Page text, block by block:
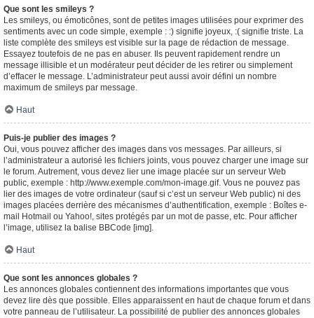
Que sont les smileys ?
Les smileys, ou émoticônes, sont de petites images utilisées pour exprimer des
sentiments avec un code simple, exemple : :) signifie joyeux, :( signifie triste. La
liste complète des smileys est visible sur la page de rédaction de message.
Essayez toutefois de ne pas en abuser. Ils peuvent rapidement rendre un
message illisible et un modérateur peut décider de les retirer ou simplement
d’effacer le message. L’administrateur peut aussi avoir défini un nombre
maximum de smileys par message.
Haut
Puis-je publier des images ?
Oui, vous pouvez afficher des images dans vos messages. Par ailleurs, si
l’administrateur a autorisé les fichiers joints, vous pouvez charger une image sur
le forum. Autrement, vous devez lier une image placée sur un serveur Web
public, exemple : http://www.exemple.com/mon-image.gif. Vous ne pouvez pas
lier des images de votre ordinateur (sauf si c’est un serveur Web public) ni des
images placées derrière des mécanismes d’authentification, exemple : Boîtes e-
mail Hotmail ou Yahoo!, sites protégés par un mot de passe, etc. Pour afficher
l’image, utilisez la balise BBCode [img].
Haut
Que sont les annonces globales ?
Les annonces globales contiennent des informations importantes que vous
devez lire dès que possible. Elles apparaissent en haut de chaque forum et dans
votre panneau de l’utilisateur. La possibilité de publier des annonces globales